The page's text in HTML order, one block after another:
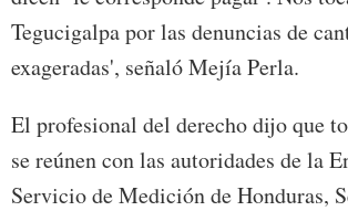
Tegucigalpa por las denuncias de
exageradas', señaló Mejía Perla.
El profesional del derecho dijo que
se reúnen con las autoridades de la
Servicio de Medición de Honduras,